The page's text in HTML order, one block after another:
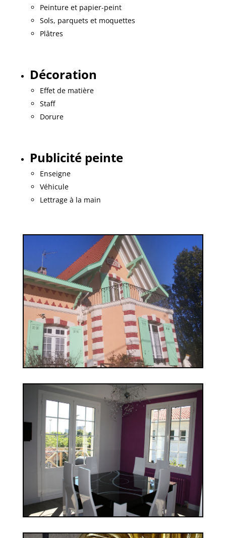
Peinture et papier-peint
Sols, parquets et moquettes
Plâtres
Décoration
Effet de matière
Staff
Dorure
Publicité peinte
Enseigne
Véhicule
Lettrage à la main